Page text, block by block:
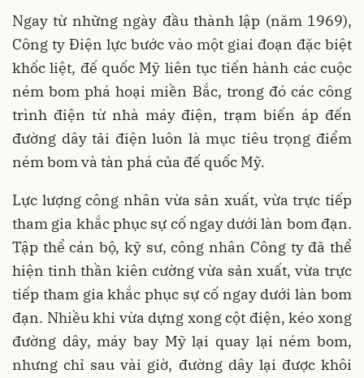
Ngay từ những ngày đầu thành lập (năm 1969),
Công ty Điện lực bước vào một giai đoạn đặc biệt
khốc liệt, đế quốc Mỹ liên tục tiến hành các cuộc
ném bom phá hoại miền Bắc, trong đó các công
trình điện từ nhà máy điện, trạm biến áp đến
đường dây tải điện luôn là mục tiêu trọng điểm
ném bom và tàn phá của đế quốc Mỹ.
Lực lượng công nhân vừa sản xuất, vừa trực tiếp
tham gia khắc phục sự cố ngay dưới làn bom đạn.
Tập thể cán bộ, kỹ sư, công nhân Công ty đã thể
hiện tinh thần kiên cường vừa sản xuất, vừa trực
tiếp tham gia khắc phục sự cố ngay dưới làn bom
đạn. Nhiều khi vừa dựng xong cột điện, kéo xong
đường dây, máy bay Mỹ lại quay lại ném bom,
nhưng chỉ sau vài giờ, đường dây lại được khôi